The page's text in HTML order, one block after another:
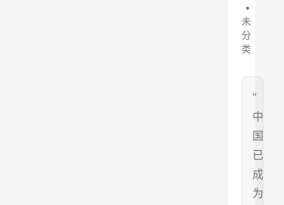
•
未
分
类
“
中
国
已
成
为